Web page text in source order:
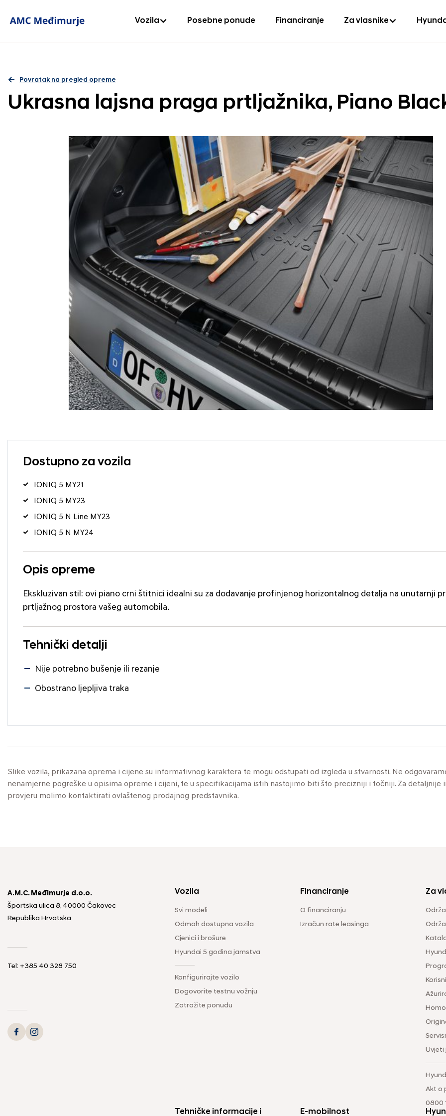
Vozila Posebne ponude Financiranje Za vlasnike
Povratak na pregled opreme
Ukrasna lajsna praga prtljažnika, Piano
Dostupno za vozila
IONIQ 5 MY21
IONIQ 5 MY23
IONIQ 5 N Line MY23
IONIQ 5 N MY24
Opis opreme
Ekskluzivan stil: ovi piano crni štitnici idealni su za dodavanje profinjenog horizontalnog detalja na unutarnji
prtljažnog prostora vašeg automobila.
Tehnički detalji
Nije potrebno bušenje ili rezanje
Obostrano ljepljiva traka
Slike vozila, prikazana oprema i cijene su informativnog karaktera te mogu odstupati od izgleda u stvarnosti. Ne
nenamjerne pogreške u opisima opreme i cijeni, te u specifikacijama istih nastojimo biti što precizniji i točniji. Za detaljnije
provjeru molimo kontaktirati ovlaštenog prodajnog predstavnika.
A.M.C. Međimurje d.o.o.
Športska ulica 8, 40000 Čakovec
Republika Hrvatska
Tel: +385 40 328 750
Vozila
Svi modeli
Odmah dostupna vozila
Cjenici i brošure
Hyundai 5 godina jamstva
Konfigurirajte vozilo
Dogovorite testnu vožnju
Zatražite ponudu
Financiranje
O financiranju
Izračun rate leasinga
Za
Uvjeti
Akt o
0800
Tehničke informacije i E-mobilnost